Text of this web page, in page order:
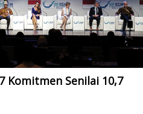
Komitmen Senilai 10,7